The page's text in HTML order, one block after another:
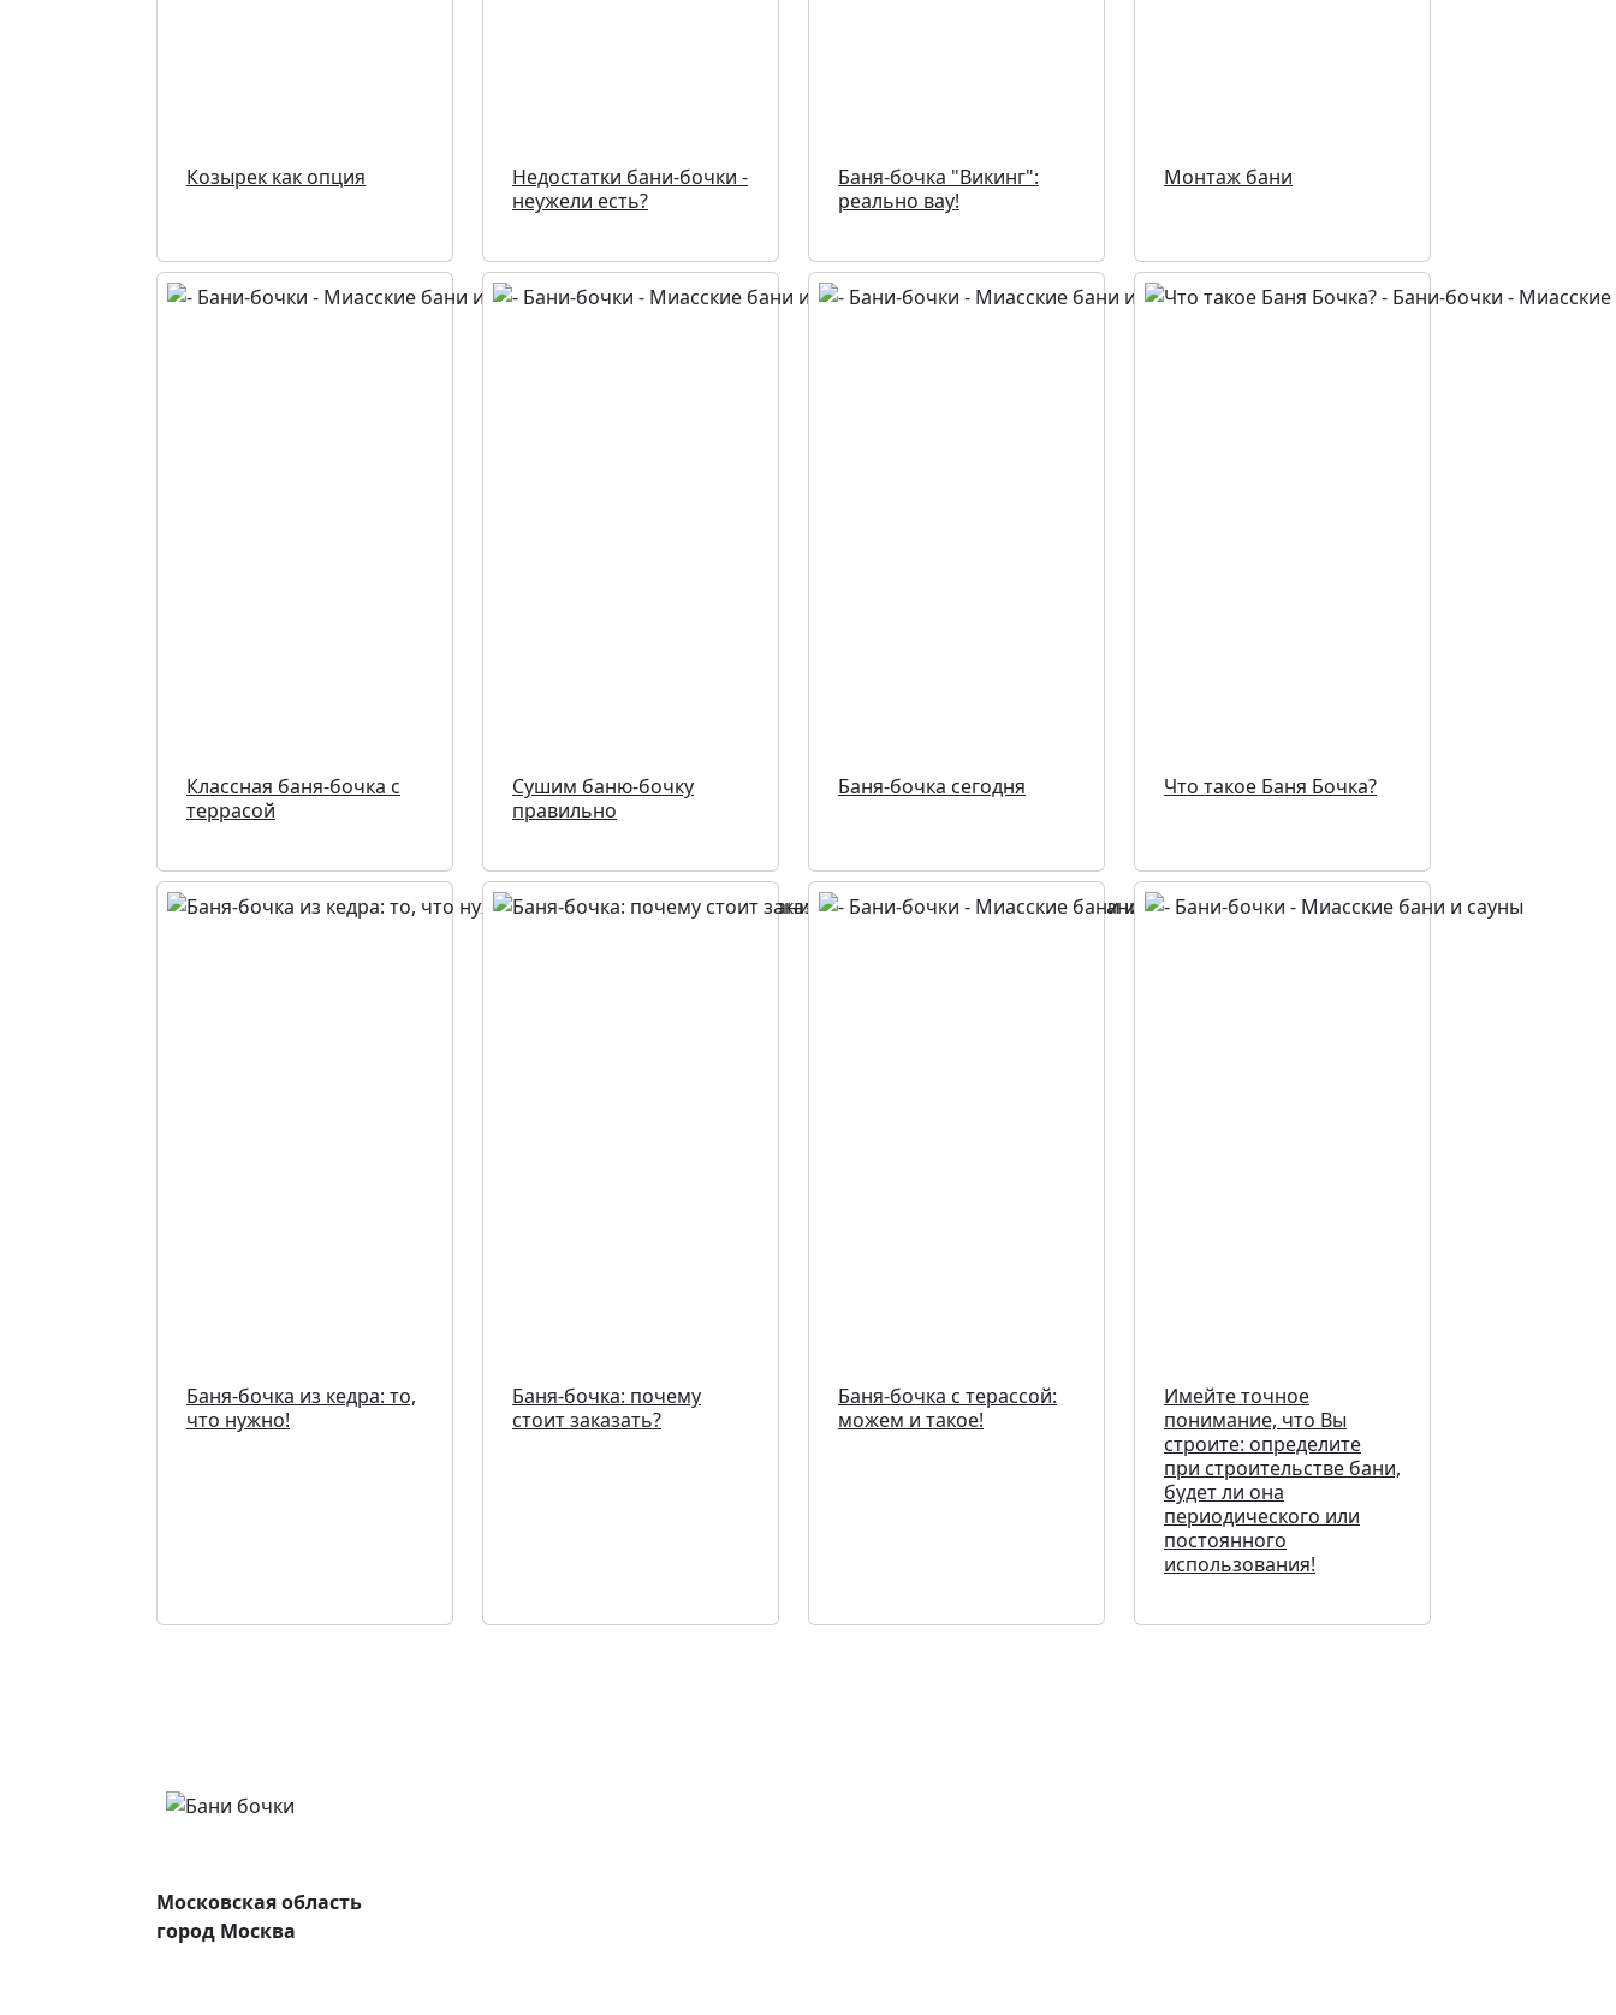
Козырек как опция
Недостатки бани-бочки -
неужели есть?
Баня-бочка "Викинг":
реально вау!
Монтаж бани
Классная баня-бочка с
террасой
Сушим баню-бочку
правильно
Баня-бочка сегодня Что такое Баня Бочка?
Баня-бочка из кедра: то,
что нужно!
Баня-бочка: почему
стоит заказать?
Баня-бочка с терассой:
можем и такое!
Имейте точное
понимание, что Вы
строите: определите
при строительстве бани,
будет ли она
периодического или
постоянного
использования!
Московская область
город Москва